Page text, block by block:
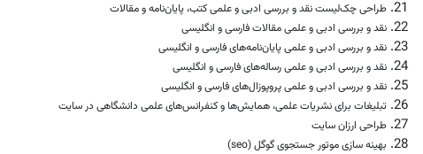
طراحی چک‌لیست نقد و بررسی ادبی و علمی کتب، پایان‌نامه و مقالات
نقد و بررسی ادبی و علمی مقالات فارسی و انگلیسی
نقد و بررسی ادبی و علمی پایان‌نامه‌های فارسی و انگلیسی
نقد و بررسی ادبی و علمی رساله‌های فارسی و انگلیسی
نقد و بررسی ادبی و علمی پروپوزال‌های فارسی و انگلیسی
تبلیغات برای نشریات علمی، همایش‌ها و کنفرانس‌های علمی دانشگاهی در سایت
طراحی ارزان سایت
بهینه سازی موتور جستجوی گوگل (seo)